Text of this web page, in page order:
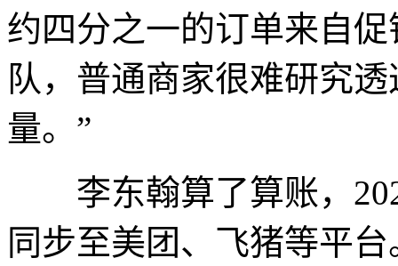
约四分之一的订单来自
队，普通商家很难研究
量。”
李东翰算了算账，
同步至美团、飞猪等平